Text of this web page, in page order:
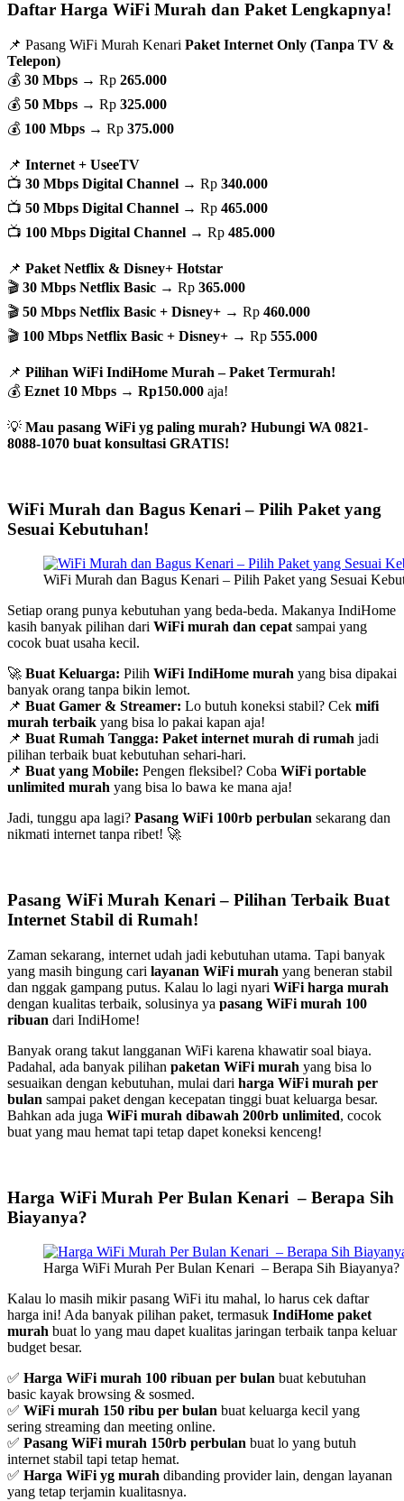
Daftar Harga WiFi Murah dan Paket Lengkapnya!
📌 Pasang WiFi Murah Kenari Paket Internet Only (Tanpa TV &
Telepon)
💰 30 Mbps → Rp 265.000
💰 50 Mbps → Rp 325.000
💰 100 Mbps → Rp 375.000
📌 Internet + UseeTV
📺 30 Mbps Digital Channel → Rp 340.000
📺 50 Mbps Digital Channel → Rp 465.000
📺 100 Mbps Digital Channel → Rp 485.000
📌 Paket Netflix & Disney+ Hotstar
🎬 30 Mbps Netflix Basic → Rp 365.000
🎬 50 Mbps Netflix Basic + Disney+ → Rp 460.000
🎬 100 Mbps Netflix Basic + Disney+ → Rp 555.000
📌 Pilihan WiFi IndiHome Murah – Paket Termurah!
💰 Eznet 10 Mbps → Rp150.000 aja!
💡 Mau pasang WiFi yg paling murah? Hubungi WA 0821-
8088-1070 buat konsultasi GRATIS!
WiFi Murah dan Bagus Kenari – Pilih Paket yang
Sesuai Kebutuhan!
WiFi Murah dan Bagus Kenari – Pilih Paket yang Sesuai
Setiap orang punya kebutuhan yang beda-beda. Makanya IndiHome
kasih banyak pilihan dari WiFi murah dan cepatsampai yang
cocok buat usaha kecil.
🚀 Buat Keluarga: Pilih WiFi IndiHome murah yang bisa dipakai
banyak orang tanpa bikin lemot.
📌 Buat Gamer & Streamer: Lo butuh koneksi stabil? Cek mifi
murah terbaik yang bisa lo pakai kapan aja!
📌 Buat Rumah Tangga: Paket internet murah di rumah jadi
pilihan terbaik buat kebutuhan sehari-hari.
📌 Buat yang Mobile: Pengen fleksibel? Coba WiFi portable
unlimited murah yang bisa lo bawa ke mana aja!
Jadi, tunggu apa lagi? Pasang WiFi 100rb perbulan sekarang dan
nikmati internet tanpa ribet! 🚀
Pasang WiFi Murah Kenari – Pilihan Terbaik Buat
Internet Stabil di Rumah!
Zaman sekarang, internet udah jadi kebutuhan utama. Tapi banyak
yang masih bingung cari layanan WiFi murah yang beneran stabil
dan nggak gampang putus. Kalau lo lagi nyari WiFi harga murah
dengan kualitas terbaik, solusinya ya pasang WiFi murah 100
ribuan dari IndiHome!
Banyak orang takut langganan WiFi karena khawatir soal biaya.
Padahal, ada banyak pilihan paketan WiFi murah yang bisa lo
sesuaikan dengan kebutuhan, mulai dari harga WiFi murah per
bulan sampai paket dengan kecepatan tinggi buat keluarga besar.
Bahkan ada juga WiFi murah dibawah 200rb unlimited, cocok
buat yang mau hemat tapi tetap dapet koneksi kenceng!
Harga WiFi Murah Per Bulan Kenari – Berapa Sih
Biayanya?
Harga WiFi Murah Per Bulan Kenari – Berapa Sih Biayanya?
Kalau lo masih mikir pasang WiFi itu mahal, lo harus cek daftar
harga ini! Ada banyak pilihan paket, termasuk IndiHome paket
murah buat lo yang mau dapet kualitas jaringan terbaik tanpa keluar
budget besar.
✅ Harga WiFi murah 100 ribuan per bulan buat kebutuhan
basic kayak browsing & sosmed.
✅ WiFi murah 150 ribu per bulan buat keluarga kecil yang
sering streaming dan meeting online.
✅ Pasang WiFi murah 150rb perbulan buat lo yang butuh
internet stabil tapi tetap hemat.
✅ Harga WiFi yg murah dibanding provider lain, dengan layanan
yang tetap terjamin kualitasnya.